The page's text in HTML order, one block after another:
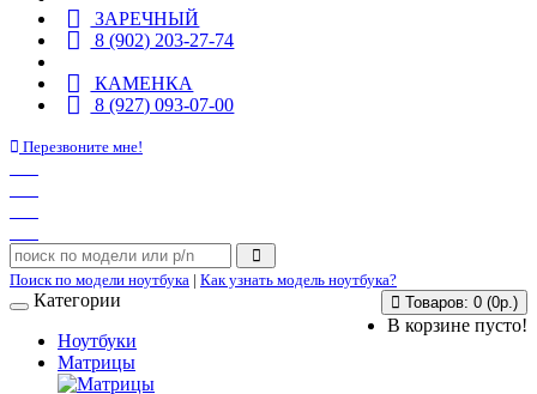
ЗАРЕЧНЫЙ
8 (902) 203-27-74
КАМЕНКА
8 (927) 093-07-00
Перезвоните мне!
Поиск по модели ноутбука | Как узнать модель ноутбука?
Товаров: 0 (0р.)
В корзине пусто!
Категории
Ноутбуки
Матрицы